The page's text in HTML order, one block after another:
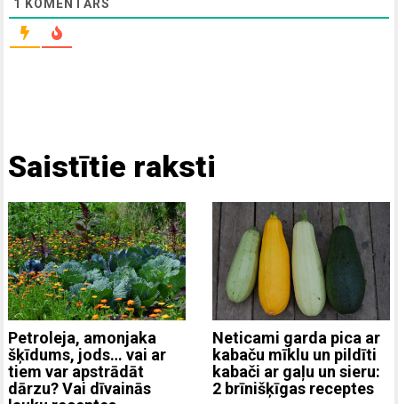
1 KOMENTĀRS
Saistītie raksti
Petroleja, amonjaka
šķīdums, jods… vai ar
tiem var apstrādāt
dārzu? Vai dīvainās
Neticami garda pica ar
kabaču mīklu un pildīti
kabači ar gaļu un sieru:
2 brīnišķīgas receptes